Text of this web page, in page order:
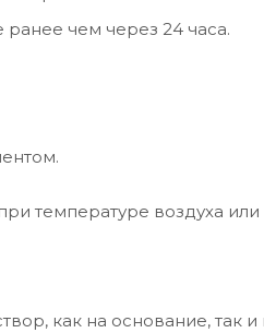
ранее чем через 24 часа.
температуре воздуха
как на основание, так